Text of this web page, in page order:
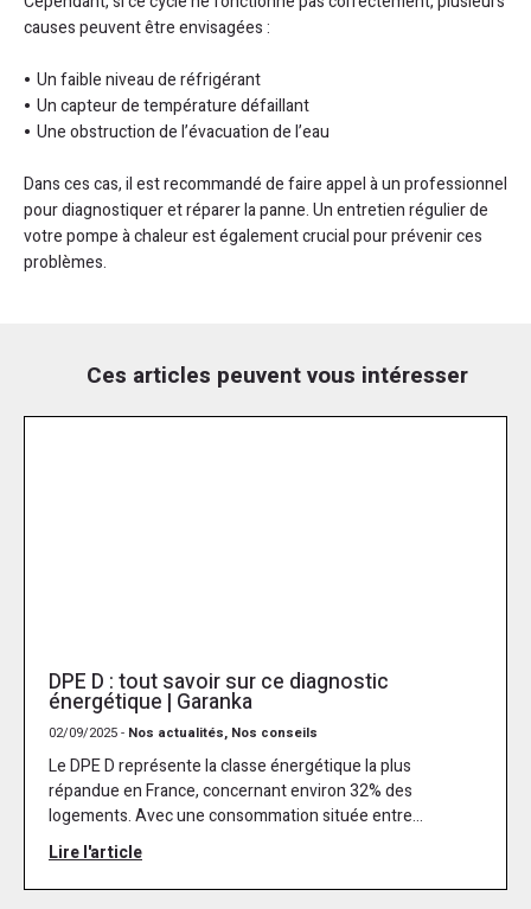
causes peuvent être envisagées :
Un faible niveau de réfrigérant
Un capteur de température défaillant
Une obstruction de l’évacuation de l’eau
Dans ces cas, il est recommandé de faire appel à un professionnel
pour diagnostiquer et réparer la panne. Un entretien régulier de
votre pompe à chaleur est également crucial pour prévenir ces
problèmes.
Ces articles peuvent vous intéresser
DPE D : tout savoir sur ce diagnostic
énergétique | Garanka
02/09/2025 - Nos actualités, Nos conseils
Le DPE D représente la classe énergétique la plus
répandue en France, concernant environ 32% des
logements. Avec une consommation située entre...
Lire l'article